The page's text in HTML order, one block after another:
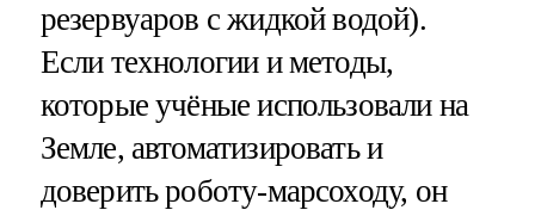
резервуаров с жидкой водой).
Если технологии и методы,
которые учёные использовали на
Земле, автоматизировать и
доверить роботу-марсоходу, он